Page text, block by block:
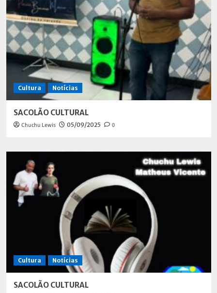
Cultura Notícias
SACOLÃO CULTURAL
Chuchu Lewis 05/09/2025 0
Cultura Notícias
SACOLÃO CULTURAL